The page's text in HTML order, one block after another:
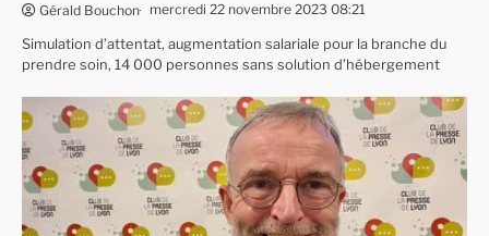
Gérald Bouchon mercredi 22 novembre 2023 08:21
Simulation d’attentat, augmentation salariale pour la branche du
prendre soin, 14 000 personnes sans solution d’hébergement